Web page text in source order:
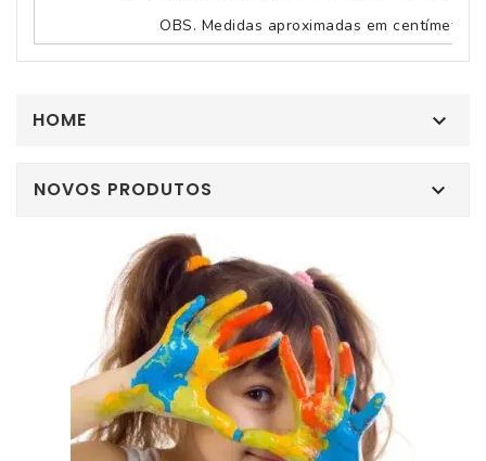
OBS. Medidas aproximadas em centímetros.
HOME 
NOVOS PRODUTOS 